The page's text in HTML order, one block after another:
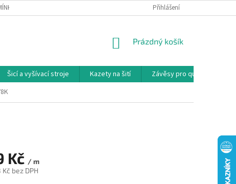
REKLAMAČNÍ PODMÍNKY
Přihlášení
NÁKUPNÍ
Prázdný košík
Šicí a vyšívací stroje Kazety na šití Závěsy pro quilty
Kč / m
bez DPH